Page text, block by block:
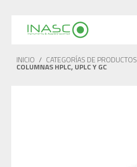
INICIO / CATEGORÍAS DE PRODUCTOS
COLUMNAS HPLC, UPLC Y GC